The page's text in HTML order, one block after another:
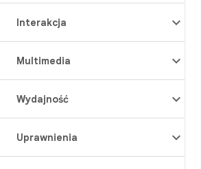
Interakcja
Multimedia
Wydajność
Uprawnienia